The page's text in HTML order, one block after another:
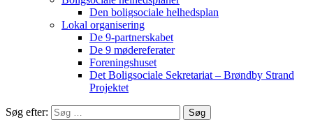
Den boligsociale helhedsplan
Lokal organisering
De 9-partnerskabet
De 9 mødereferater
Foreningshuset
Det Boligsociale Sekretariat – Brøndby Strand
Projektet
Søg efter: